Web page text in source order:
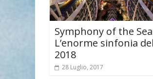
Symphony of the
L’enorme sinfonia del
2018
28 Luglio, 2017